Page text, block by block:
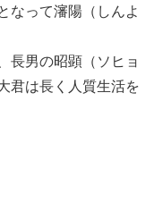
なって瀋陽（しんよ
長男の昭顕（ソヒョ
君は長く人質生活を